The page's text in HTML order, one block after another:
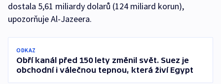
dostala 5,61 miliardy dolarů (124 miliard korun),
upozorňuje Al-Jazeera.
ODKAZ
Obří kanál před 150 lety změnil svět. Suez je
obchodní i válečnou tepnou, která živí Egypt